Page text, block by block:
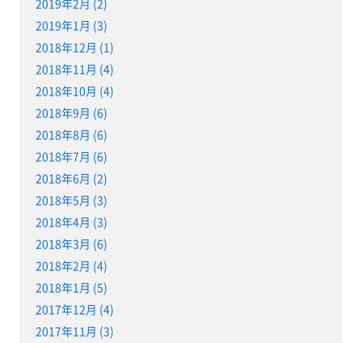
2019年2月 (2)
2019年1月 (3)
2018年12月 (1)
2018年11月 (4)
2018年10月 (4)
2018年9月 (6)
2018年8月 (6)
2018年7月 (6)
2018年6月 (2)
2018年5月 (3)
2018年4月 (3)
2018年3月 (6)
2018年2月 (4)
2018年1月 (5)
2017年12月 (4)
2017年11月 (3)